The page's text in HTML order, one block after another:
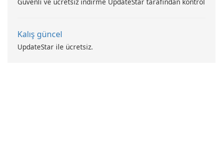
Kalış güncel
UpdateStar ile ücretsiz.